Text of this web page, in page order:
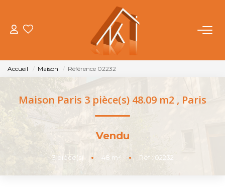
ACHETER
VENDRE
FAIRE GÉRER
Accueil Maison Référence 02232
Maison Paris 3 pièce(s) 48.09 m2 , Paris
Vendu
3 pièce(s) • 48 m² • Réf : 02232